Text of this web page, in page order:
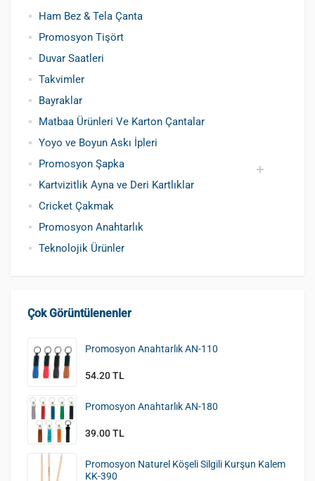
Ham Bez & Tela Çanta
Promosyon Tişört
Duvar Saatleri
Takvimler
Bayraklar
Matbaa Ürünleri Ve Karton Çantalar
Yoyo ve Boyun Askı İpleri
Promosyon Şapka
Pamuklu Şapka
Polyester Şapka
Baskılı Şapka Toptan
Kartvizitlik Ayna ve Deri Kartlıklar
Cricket Çakmak
Promosyon Anahtarlık
Teknolojik Ürünler
Çok Görüntülenenler
Promosyon Anahtarlık AN-110
54.20 TL
Promosyon Anahtarlık AN-180
39.00 TL
Promosyon Naturel Köşeli Silgili Kurşun Kalem
KK-390